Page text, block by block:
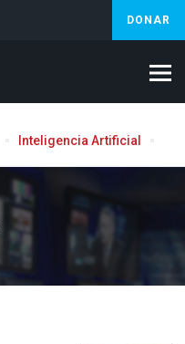
DONAR
Inteligencia Artificial